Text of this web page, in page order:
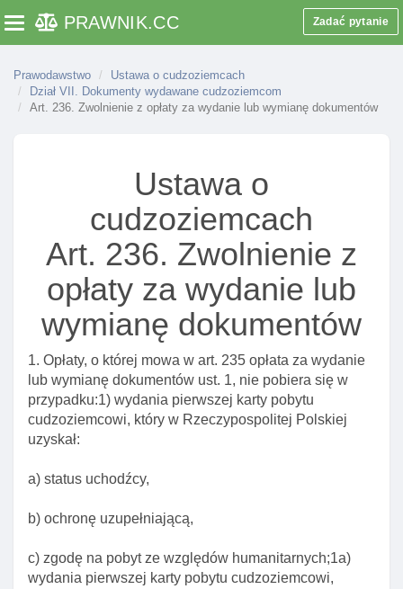
Toggle navigation
PRAWNIK.CC Zadać pytanie
Prawodawstwo
Ustawa o cudzoziemcach
Dział VII. Dokumenty wydawane cudzoziemcom
Art. 236. Zwolnienie z opłaty za wydanie lub wymianę dokumentów
Ustawa o
cudzoziemcach
Art. 236. Zwolnienie z
opłaty za wydanie lub
wymianę dokumentów
1. Opłaty, o której mowa w art. 235 opłata za wydanie
lub wymianę dokumentów ust. 1, nie pobiera się w
przypadku:1) wydania pierwszej karty pobytu
cudzoziemcowi, który w Rzeczypospolitej Polskiej
uzyskał:
a) status uchodźcy,
b) ochronę uzupełniającą,
c) zgodę na pobyt ze względów humanitarnych;1a)
wydania pierwszej karty pobytu cudzoziemcowi,
Art. 216. Kolejne zezwolenie na pobyt rezydenta
Art. 217. Wygaśnięcie zezwolenia na pobyt
rezydenta Długoterminowego ue
Art. 219. Wymogi wniosku o zezwolenie na pobyt
rezydenta Długoterminowego ue
Art. 221. Zezwolenie na pobyt rezydenta
Długoterminowego ue udzielone przez inne
państwo ue
Art. 222. Delegacja ustawowa
Art. 223. Udzielenie lub cofnięcie zezwolenia na
pobyt rezydenta Długoterminowego ue
Art. 224. Informacja o ochronie MIędzynarodowej
cudzoziemca w rp
Art. 225. Przejęcie przez rp odpowiedzialnośCI za
Art. 195. Przesłanki udzielenia zezwolenia na pobyt
stały
postępowania w sprawie udzielenia cudzoziemcowi
zezwolenia na pobyt stały